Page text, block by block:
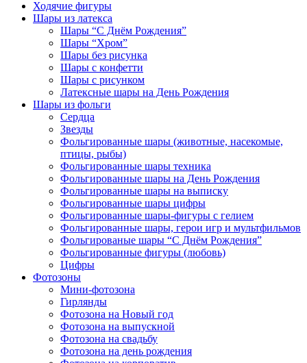
Ходячие фигуры
Шары из латекса
Шары “С Днём Рождения”
Шары “Хром”
Шары без рисунка
Шары с конфетти
Шары с рисунком
Латексные шары на День Рождения
Шары из фольги
Сердца
Звезды
Фольгированные шары (животные, насекомые,
птицы, рыбы)
Фольгированные шары техника
Фольгированные шары на День Рождения
Фольгированные шары на выписку
Фольгированные шары цифры
Фольгированные шары-фигуры с гелием
Фольгированные шары, герои игр и мультфильмов
Фольгированые шары “С Днём Рождения”
Фольгированные фигуры (любовь)
Цифры
Фотозоны
Мини-фотозона
Гирлянды
Фотозона на Новый год
Фотозона на выпускной
Фотозона на свадьбу
Фотозона на день рождения